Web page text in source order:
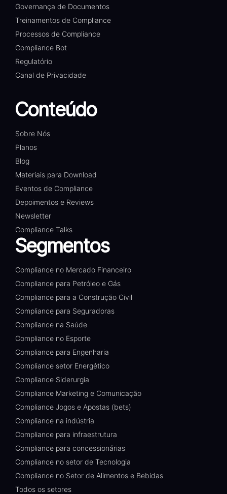
Governança de Documentos
Treinamentos de Compliance
Processos de Compliance
Compliance Bot
Regulatório
Canal de Privacidade
Conteúdo
Sobre Nós
Planos
Blog
Materiais para Download
Eventos de Compliance
Depoimentos e Reviews
Newsletter
Compliance Talks
Segmentos
Compliance no Mercado Financeiro
Compliance para Petróleo e Gás
Compliance para a Construção Civil
Compliance para Seguradoras
Compliance na Saúde
Compliance no Esporte
Compliance para Engenharia
Compliance setor Energético
Compliance Siderurgia
Compliance Marketing e Comunicação
Compliance Jogos e Apostas (bets)
Compliance na indústria
Compliance para infraestrutura
Compliance para concessionárias
Compliance no setor de Tecnologia
Compliance no Setor de Alimentos e Bebidas
Todos os setores